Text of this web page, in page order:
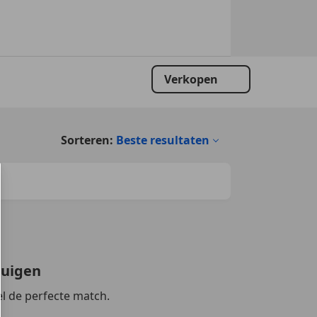
Verkopen
Sorteren: Beste resultaten
de perfecte match.